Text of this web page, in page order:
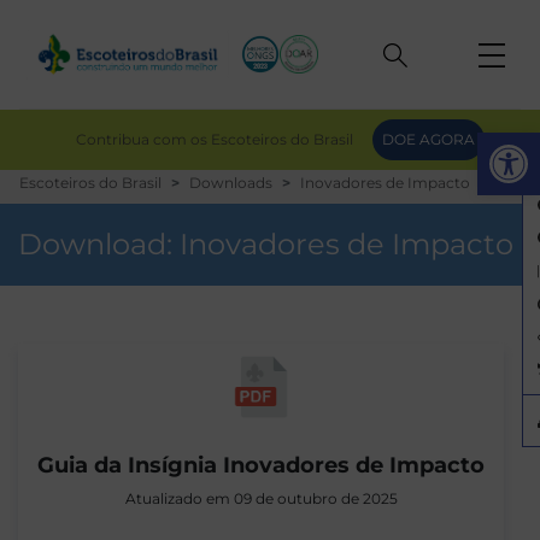
Contribua com os Escoteiros do Brasil DOE AGORA
Escoteiros do Brasil Downloads Inovadores de Impacto
Download: Inovadores de Impacto
Guia da Insígnia Inovadores de Impacto
Atualizado em 09 de outubro de 2025